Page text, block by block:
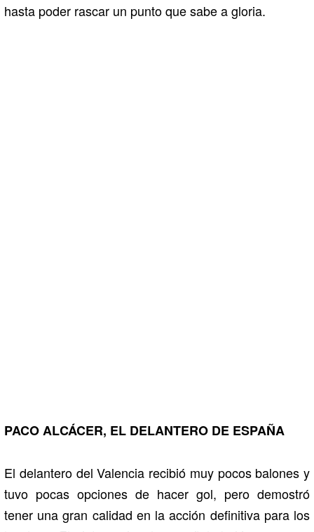
hasta poder rascar un punto que sabe a gloria.
PACO ALCÁCER, EL DELANTERO DE ESPAÑA
El delantero del Valencia recibió muy pocos balones y
tuvo pocas opciones de hacer gol, pero demostró
tener una gran calidad en la acción definitiva para los